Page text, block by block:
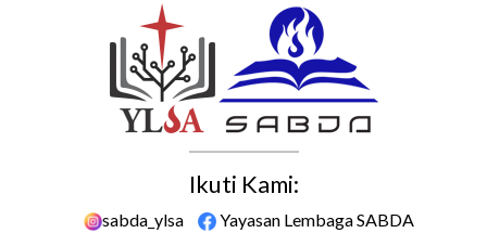
Ikuti Kami:
sabda_ylsa
Yayasan Lembaga SABDA